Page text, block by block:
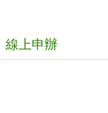
線上申辦